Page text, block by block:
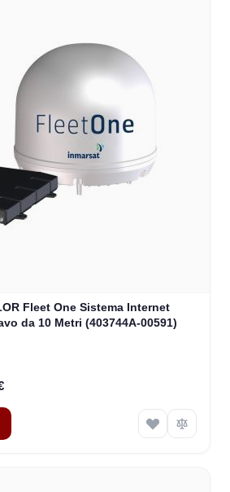
Fleet One Sistema Internet
da 10 Metri (403744A-00591)